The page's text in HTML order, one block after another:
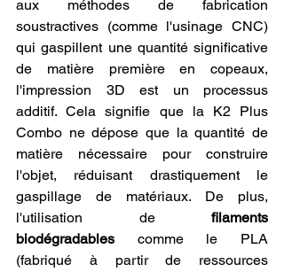
aux méthodes de fabrication
soustractives (comme l'usinage CNC)
qui gaspillent une quantité significative
de matière première en copeaux,
l'impression 3D est un processus
additif. Cela signifie que la K2 Plus
Combo ne dépose que la quantité de
matière nécessaire pour construire
l'objet, réduisant drastiquement le
gaspillage de matériaux. De plus,
l'utilisation de filaments
biodégradables comme le PLA
(fabriqué à partir de ressources